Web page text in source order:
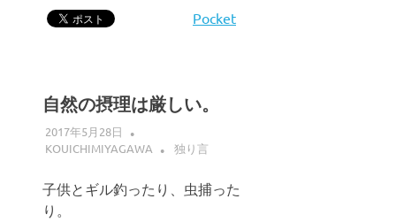
Pocket
自然の摂理は厳しい。
2017年5月28日
KOUICHIMIYAGAWA
独り言
子供とギル釣ったり、虫捕った
り。